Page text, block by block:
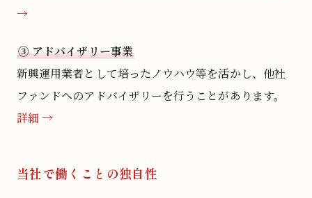
→
③ アドバイザリー事業
新興運用業者として培ったノウハウ等を活かし、他社
ファンドへのアドバイザリーを行うことがあります。
詳細 →
当社で働くことの独自性